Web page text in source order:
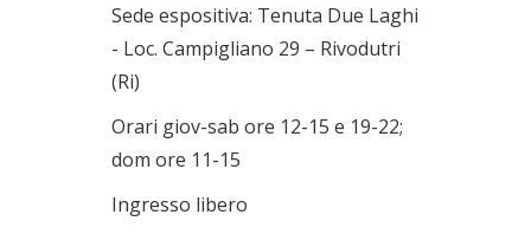
Sede espositiva: Tenuta Due Laghi
- Loc. Campigliano 29 – Rivodutri
(Ri)
Orari giov-sab ore 12-15 e 19-22;
dom ore 11-15
Ingresso libero